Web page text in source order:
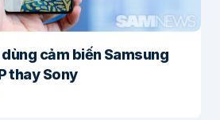
dùng cảm biến Samsung
thay Sony